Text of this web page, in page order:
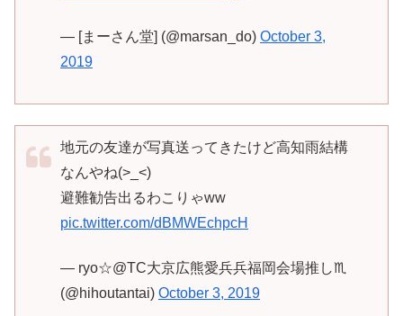
— [まーさん堂] (@marsan_do) October 3,
2019
地元の友達が写真送ってきたけど高知雨結構
なんやね(>_<)
避難勧告出るわこりゃww
pic.twitter.com/dBMWEchpcH
— ryo☆@TC大京広熊愛兵兵福岡会場推し♏
(@hihoutantai) October 3, 2019